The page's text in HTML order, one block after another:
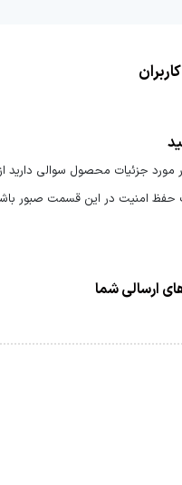
مورد جزئیات محصول سوالی دارید
امنیت در این قسمت صبور
ارسالی شما